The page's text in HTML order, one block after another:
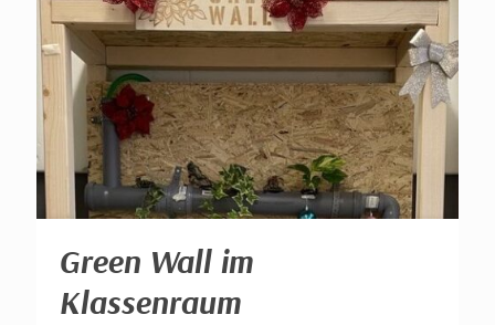
Green Wall im
Klassenraum